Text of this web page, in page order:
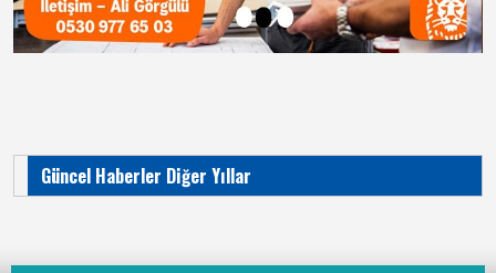
Güncel Haberler Diğer Yıllar